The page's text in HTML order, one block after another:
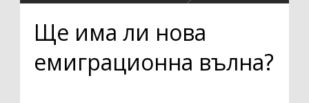
Ще има ли нова
емиграционна вълна?